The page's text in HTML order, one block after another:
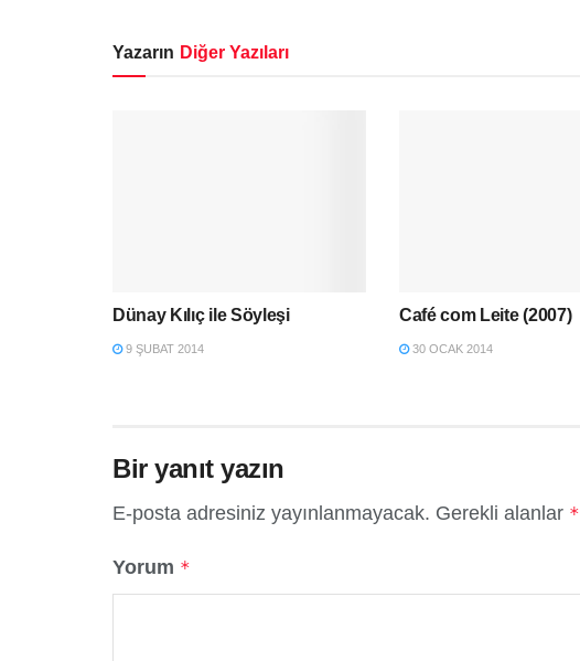
Yazarın Diğer Yazıları
Dünay Kılıç ile Söyleşi
9 ŞUBAT 2014
Café com Leite (2007)
30 OCAK 2014
Bir yanıt yazın
E-posta adresiniz yayınlanmayacak. Gerekli alanlar *
Yorum *